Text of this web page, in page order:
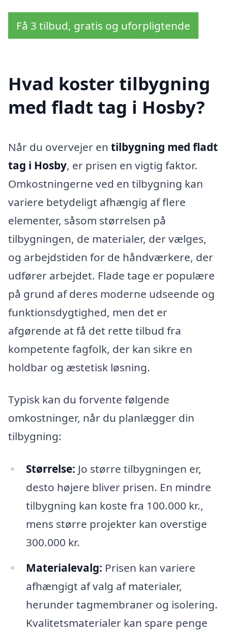
Få 3 tilbud, gratis og uforpligtende
Hvad koster tilbygning
med fladt tag i Hosby?
Når du overvejer en tilbygning med fladt
tag i Hosby, er prisen en vigtig faktor.
Omkostningerne ved en tilbygning kan
variere betydeligt afhængig af flere
elementer, såsom størrelsen på
tilbygningen, de materialer, der vælges,
og arbejdstiden for de håndværkere, der
udfører arbejdet. Flade tage er populære
på grund af deres moderne udseende og
funktionsdygtighed, men det er
afgørende at få det rette tilbud fra
kompetente fagfolk, der kan sikre en
holdbar og æstetisk løsning.
Typisk kan du forvente følgende
omkostninger, når du planlægger din
tilbygning:
Størrelse: Jo større tilbygningen er,
desto højere bliver prisen. En mindre
tilbygning kan koste fra 100.000 kr.,
mens større projekter kan overstige
300.000 kr.
Materialevalg: Prisen kan variere
afhængigt af valg af materialer,
herunder tagmembraner og isolering.
Kvalitetsmaterialer kan spare penge